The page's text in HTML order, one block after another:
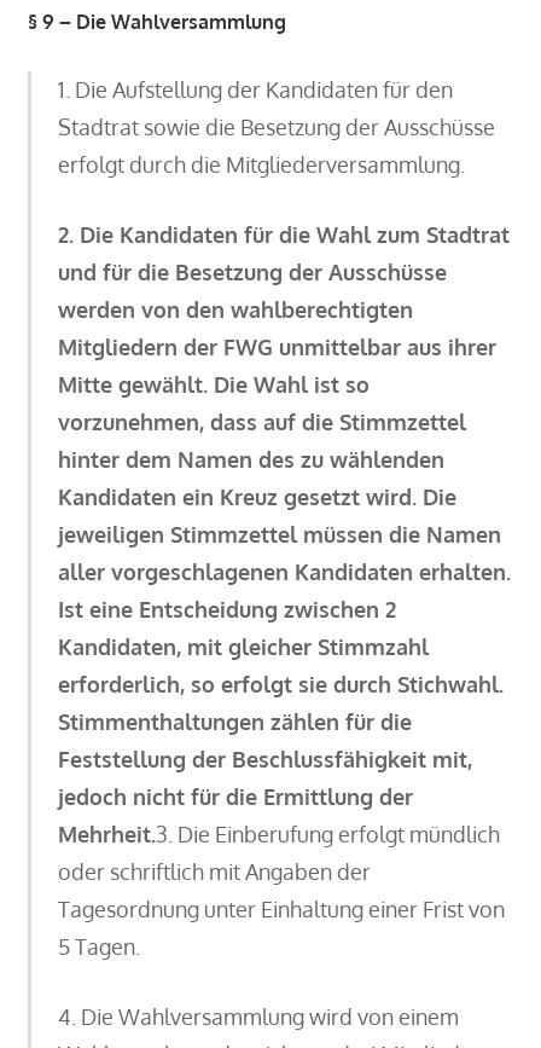
§ 9 – Die Wahlversammlung
1. Die Aufstellung der Kandidaten für den
Stadtrat sowie die Besetzung der Ausschüsse
erfolgt durch die Mitgliederversammlung.
2. Die Kandidaten für die Wahl zum Stadtrat
und für die Besetzung der Ausschüsse
werden von den wahlberechtigten
Mitgliedern der FWG unmittelbar aus ihrer
Mitte gewählt. Die Wahl ist so
vorzunehmen, dass auf die Stimmzettel
hinter dem Namen des zu wählenden
Kandidaten ein Kreuz gesetzt wird. Die
jeweiligen Stimmzettel müssen die Namen
aller vorgeschlagenen Kandidaten erhalten.
Ist eine Entscheidung zwischen 2
Kandidaten, mit gleicher Stimmzahl
erforderlich, so erfolgt sie durch Stichwahl.
Stimmenthaltungen zählen für die
Feststellung der Beschlussfähigkeit mit,
jedoch nicht für die Ermittlung der
Mehrheit.3. Die Einberufung erfolgt mündlich
oder schriftlich mit Angaben der
Tagesordnung unter Einhaltung einer Frist von
5 Tagen.
4. Die Wahlversammlung wird von einem